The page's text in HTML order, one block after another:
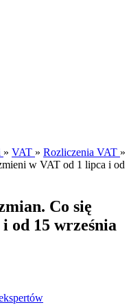
» VAT » Rozliczenia VAT »
w VAT od 1 lipca i od
Co się
od 15 września